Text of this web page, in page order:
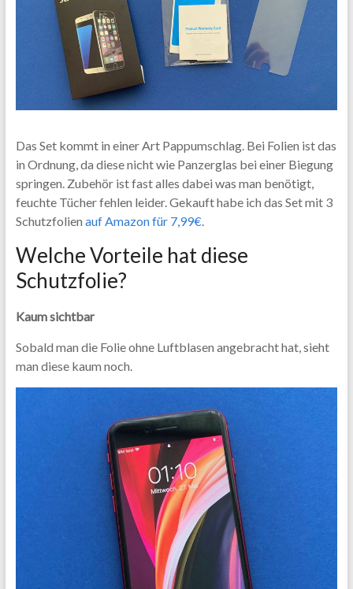
Das Set kommt in einer Art Pappumschlag. Bei Folien ist das
in Ordnung, da diese nicht wie Panzerglas bei einer Biegung
springen. Zubehör ist fast alles dabei was man benötigt,
feuchte Tücher fehlen leider. Gekauft habe ich das Set mit 3
Schutzfolien auf Amazon für 7,99€.
Welche Vorteile hat diese
Schutzfolie?
Kaum sichtbar
Sobald man die Folie ohne Luftblasen angebracht hat, sieht
man diese kaum noch.